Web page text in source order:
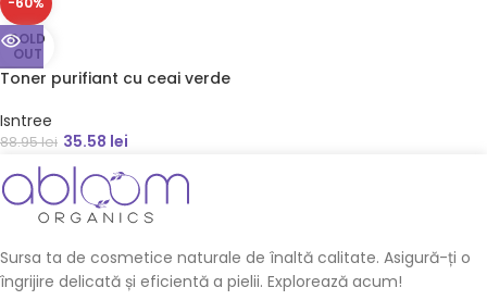
SOLD
OUT
Toner purifiant cu ceai verde
Isntree
88.95lei 35.58 lei
Sursa ta de cosmetice naturale de înaltă calitate. Asigură-ți o
îngrijire delicată și eficientă a pielii. Explorează acum!